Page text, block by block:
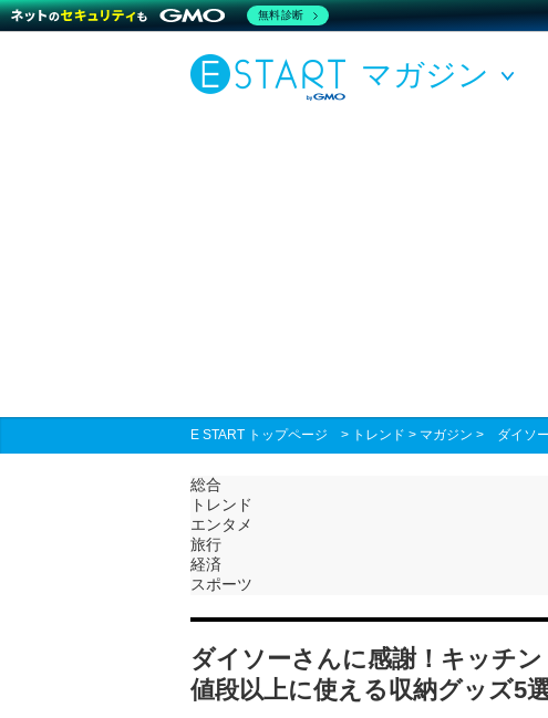
マガジン
E START トップページ > トレンド > マガジン > ダイソ
総合
トレンド
エンタメ
旅行
経済
スポーツ
ダイソーさんに感謝！キッチ
値段以上に使える収納グッズ5
無料診断